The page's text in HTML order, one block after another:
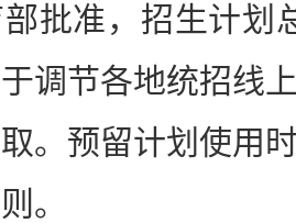
准，招生计划
调节各地统招线
。预留计划使用
。